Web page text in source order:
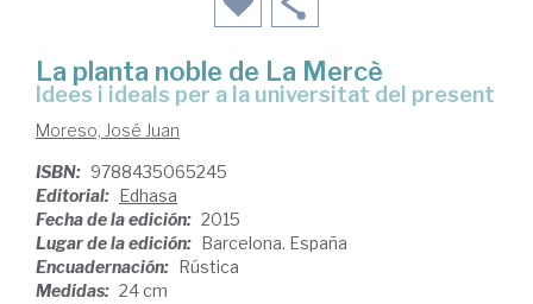
La planta noble de La Mercè
idees i ideals per a la universitat del present
Moreso, José Juan
ISBN: 9788435065245
Editorial: Edhasa
Fecha de la edición: 2015
Lugar de la edición: Barcelona. España
Encuadernación: Rústica
Medidas: 24 cm